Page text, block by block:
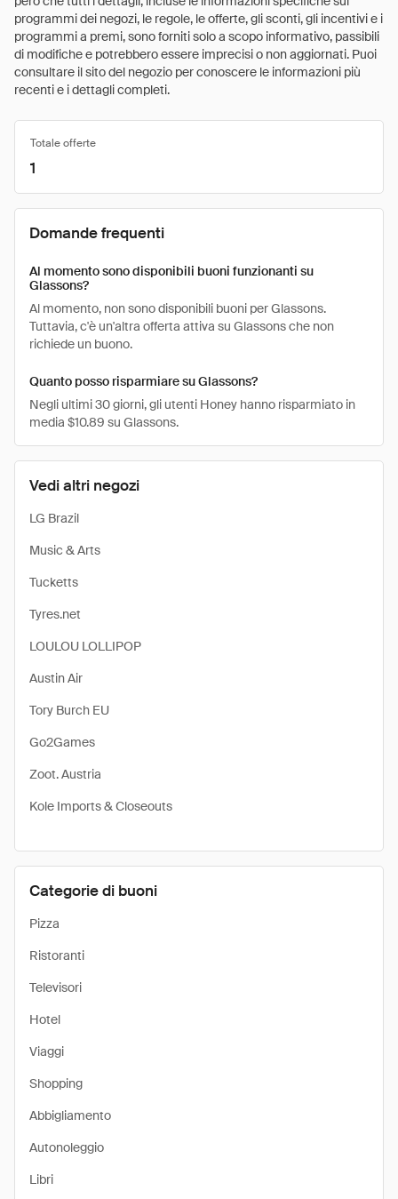
programmi dei negozi, le regole, le offerte, gli sconti, gli incentivi e i
programmi a premi, sono forniti solo a scopo informativo, passibili
di modifiche e potrebbero essere imprecisi o non aggiornati. Puoi
consultare il sito del negozio per conoscere le informazioni più
recenti e i dettagli completi.
Vedi altri negozi
LG Brazil
Music & Arts
Tucketts
Tyres.net
LOULOU LOLLIPOP
Austin Air
Tory Burch EU
Go2Games
Zoot. Austria
Kole Imports & Closeouts
Categorie di buoni
Pizza
Ristoranti
Televisori
Hotel
Viaggi
Shopping
Abbigliamento
Autonoleggio
Libri
Totale offerte
1
Domande frequenti
Al momento sono disponibili buoni funzionanti su
Glassons?
Al momento, non sono disponibili buoni per Glassons.
Tuttavia, c'è un'altra offerta attiva su Glassons che non
richiede un buono.
Quanto posso risparmiare su Glassons?
Negli ultimi 30 giorni, gli utenti Honey hanno risparmiato in
media $10.89 su Glassons.